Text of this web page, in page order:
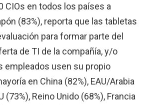
CIOs en todos los países a
(83%), reporta que las tabletas
para formar parte del
de TI de la compañía, y/o
empleados usen su propio
en China (82%), EAU/Arabia
(73%), Reino Unido (68%), Francia